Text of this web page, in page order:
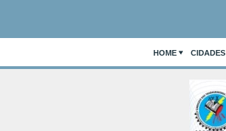
HOME CIDADES